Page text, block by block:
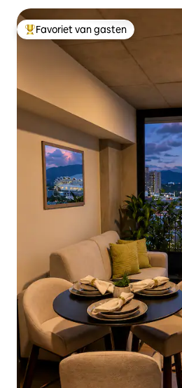
Topfavoriet van gasten
Favoriet van gasten